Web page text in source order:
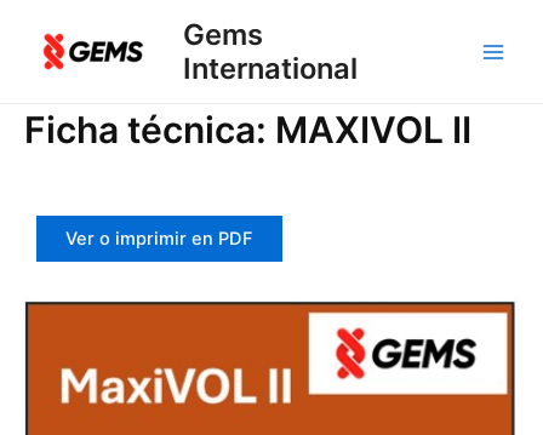
contenido
Gems
International
Ficha técnica: MAXIVOL II
Ver o imprimir en PDF